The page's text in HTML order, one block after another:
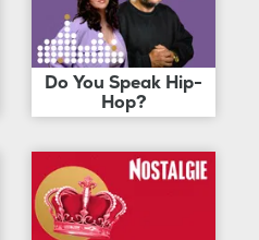
Do You Speak Hip-
Hop?